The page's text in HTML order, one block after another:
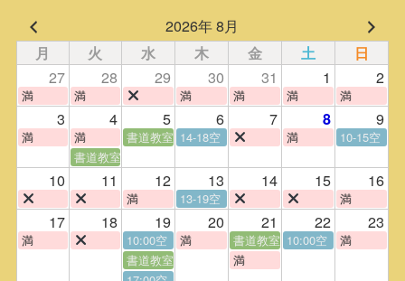
2026年 8月
月 火 水 木 金 土 日
27 28 29 30 31 1 2
満 満 満 満 満 満
3 4 5 6 7 8 9
満 満 書道教室 14-18空 満
10-15空
書道教室
10 11 12 13 14 15 16
満 13-19空 満
17 18 19 20 21 22 23
満 10:00空 満 書道教室 10:00空
満
書道教室
満